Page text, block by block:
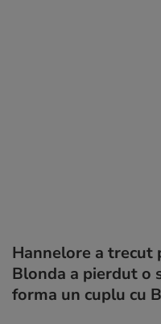
Hannelore a trecut
Blonda a pierdut o
forma un cuplu cu